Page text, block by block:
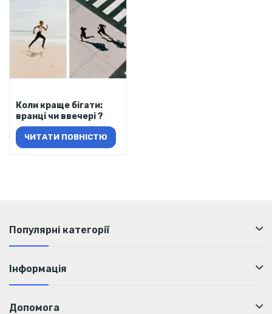
Коли краще бігати:
вранці чи ввечері ?
ЧИТАТИ ПОВНІСТЮ
Популярні категорії
Інформація
Допомога